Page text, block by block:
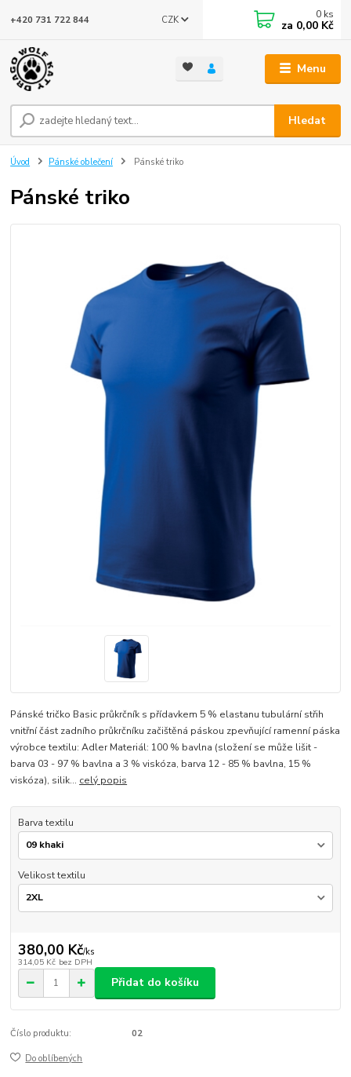
Menu
CZK
Hledat
+420 731 722 844 0 ks
za 0,00 Kč
Úvod Pánské oblečení Pánské triko
Pánské triko
Pánské tričko Basic průkrčník s přídavkem 5 % elastanu tubulární střih
vnitřní část zadního průkrčníku začištěná páskou zpevňující ramenní páska
výrobce textilu: Adler Materiál: 100 % bavlna (složení se může lišit -
barva 03 - 97 % bavlna a 3 % viskóza, barva 12 - 85 % bavlna, 15 %
viskóza), silik... celý popis
Barva textilu
Velikost textilu
380,00 Kč/ks
314,05 Kč bez DPH
Přidat do košíku
Číslo produktu: 02
Do oblíbených